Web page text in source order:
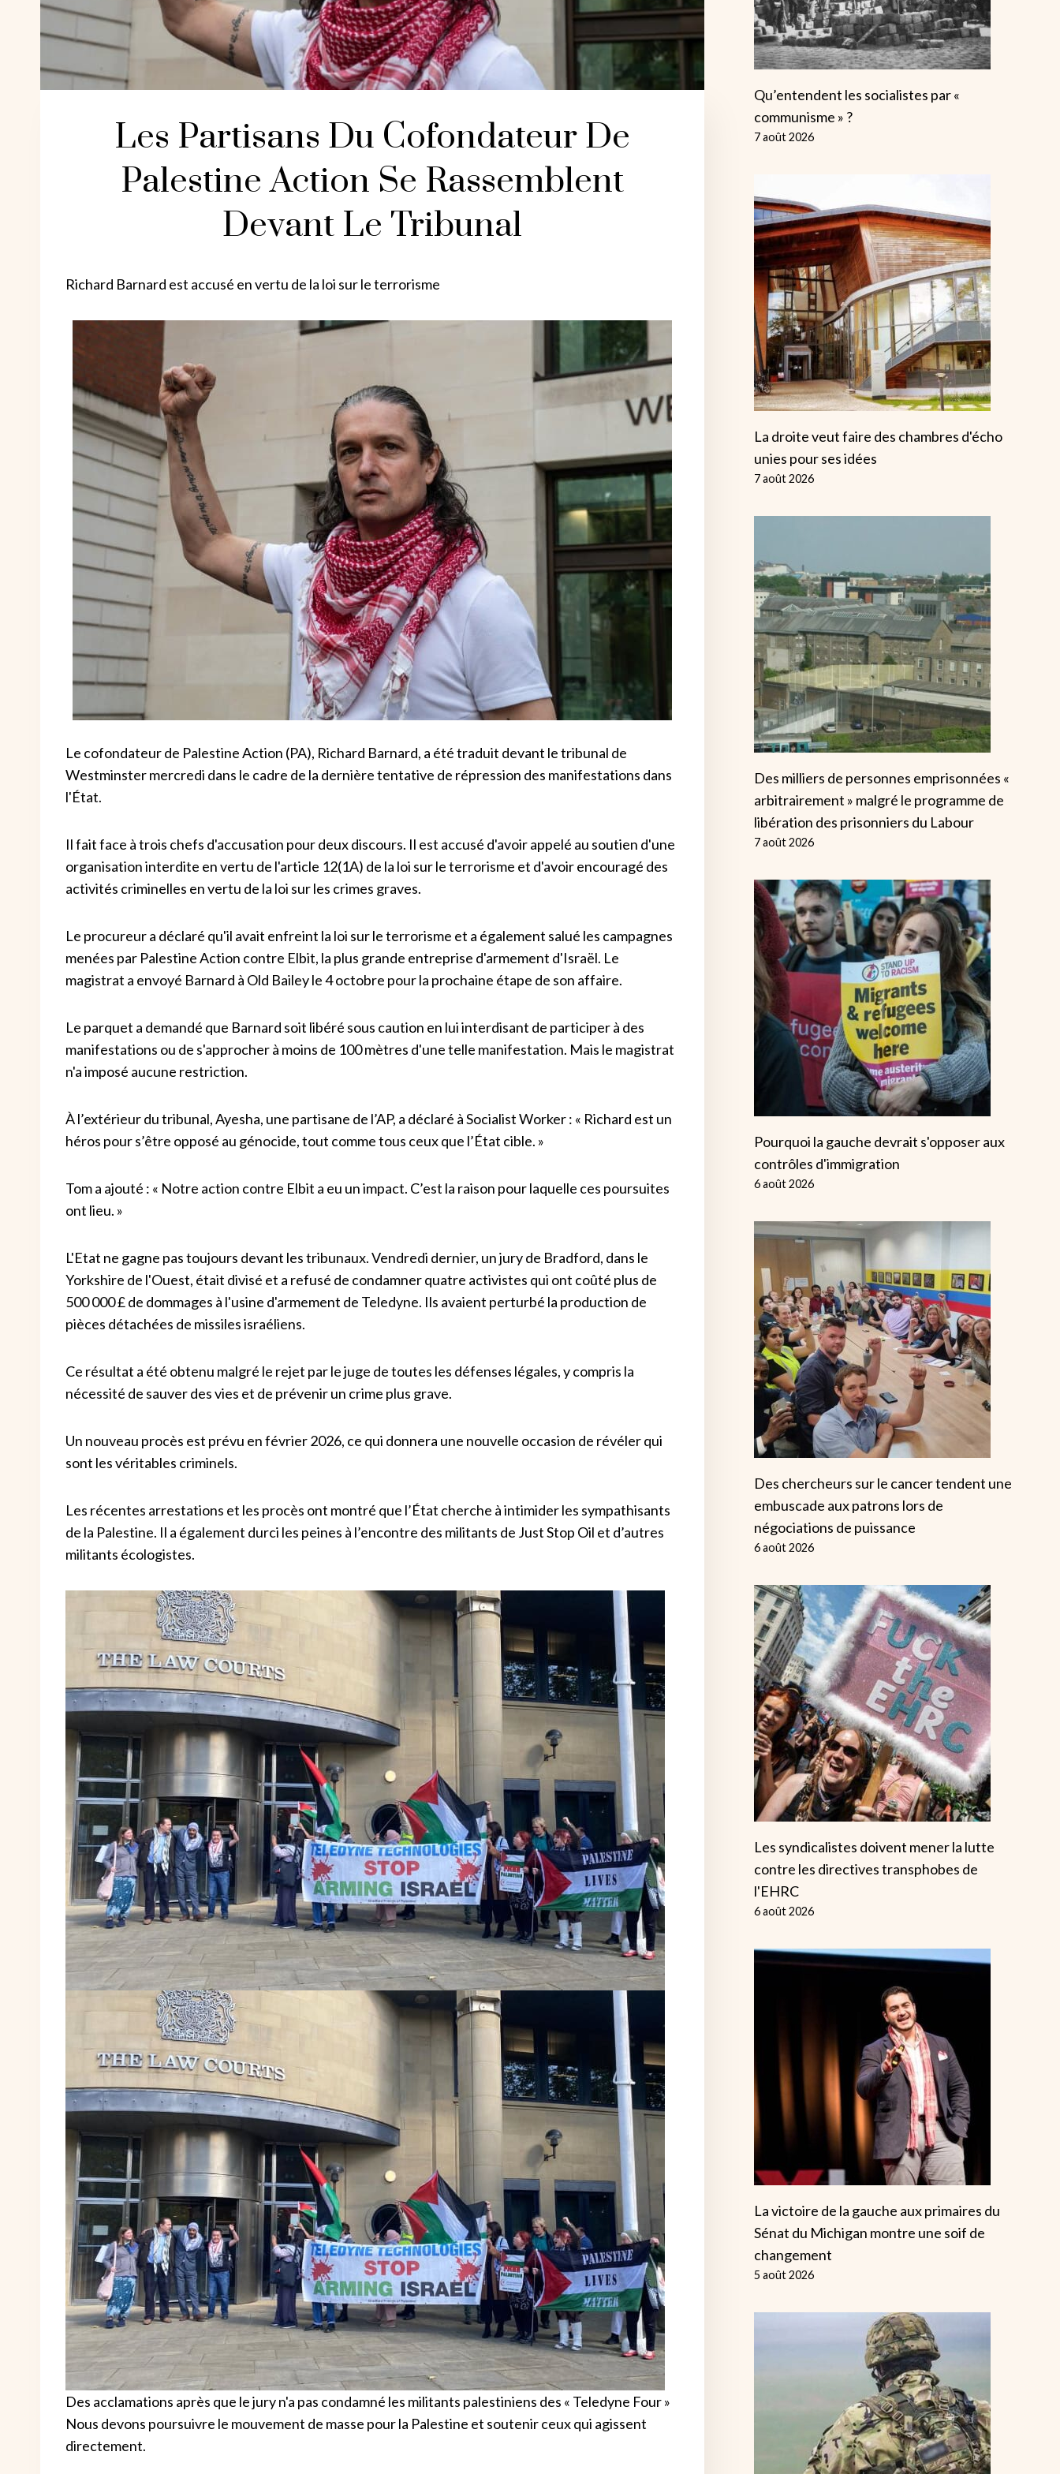
Les Partisans Du Cofondateur De
Palestine Action Se Rassemblent
Devant Le Tribunal
Richard Barnard est accusé en vertu de la loi sur le terrorisme
Le cofondateur de Palestine Action (PA), Richard Barnard, a été traduit devant le tribunal de
Westminster mercredi dans le cadre de la dernière tentative de répression des manifestations dans
l'État.
Il fait face à trois chefs d'accusation pour deux discours. Il est accusé d'avoir appelé au soutien d'une
organisation interdite en vertu de l'article 12(1A) de la loi sur le terrorisme et d'avoir encouragé des
activités criminelles en vertu de la loi sur les crimes graves.
Le procureur a déclaré qu'il avait enfreint la loi sur le terrorisme et a également salué les campagnes
menées par Palestine Action contre Elbit, la plus grande entreprise d'armement d'Israël. Le
magistrat a envoyé Barnard à Old Bailey le 4 octobre pour la prochaine étape de son affaire.
Le parquet a demandé que Barnard soit libéré sous caution en lui interdisant de participer à des
manifestations ou de s'approcher à moins de 100 mètres d'une telle manifestation. Mais le magistrat
n'a imposé aucune restriction.
À l’extérieur du tribunal, Ayesha, une partisane de l’AP, a déclaré à Socialist Worker : « Richard est un
héros pour s’être opposé au génocide, tout comme tous ceux que l’État cible. »
Tom a ajouté : « Notre action contre Elbit a eu un impact. C’est la raison pour laquelle ces poursuites
ont lieu. »
L'Etat ne gagne pas toujours devant les tribunaux. Vendredi dernier, un jury de Bradford, dans le
Yorkshire de l'Ouest, était divisé et a refusé de condamner quatre activistes qui ont coûté plus de
500 000 £ de dommages à l'usine d'armement de Teledyne. Ils avaient perturbé la production de
pièces détachées de missiles israéliens.
Ce résultat a été obtenu malgré le rejet par le juge de toutes les défenses légales, y compris la
nécessité de sauver des vies et de prévenir un crime plus grave.
Un nouveau procès est prévu en février 2026, ce qui donnera une nouvelle occasion de révéler qui
sont les véritables criminels.
Les récentes arrestations et les procès ont montré que l’État cherche à intimider les sympathisants
de la Palestine. Il a également durci les peines à l’encontre des militants de Just Stop Oil et d’autres
militants écologistes.
Des acclamations après que le jury n'a pas condamné les militants palestiniens des « Teledyne Four »
Nous devons poursuivre le mouvement de masse pour la Palestine et soutenir ceux qui agissent
directement.
Qu’entendent les socialistes par «
communisme » ?
7 août 2026
La droite veut faire des chambres d'écho
unies pour ses idées
7 août 2026
Des milliers de personnes emprisonnées «
arbitrairement » malgré le programme de
libération des prisonniers du Labour
7 août 2026
Pourquoi la gauche devrait s'opposer aux
contrôles d'immigration
6 août 2026
Des chercheurs sur le cancer tendent une
embuscade aux patrons lors de
négociations de puissance
6 août 2026
Les syndicalistes doivent mener la lutte
contre les directives transphobes de
l'EHRC
6 août 2026
La victoire de la gauche aux primaires du
Sénat du Michigan montre une soif de
changement
5 août 2026